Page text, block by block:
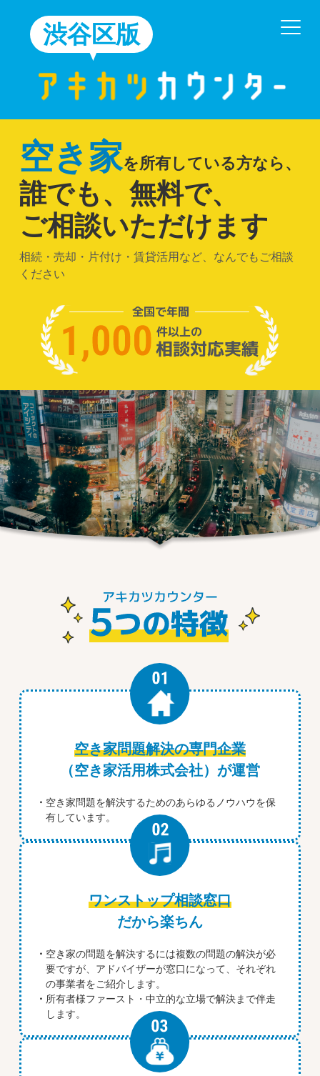
渋谷区版
空き家を所有している方なら、
誰でも、無料で、
ご相談いただけます
相続・売却・片付け・賃貸活用など、なんでもご相談
ください
空き家問題解決の専門企業
（空き家活用株式会社）が運営
空き家問題を解決するためのあらゆるノウハウを保
有しています。
ワンストップ相談窓口
だから楽ちん
空き家の問題を解決するには複数の問題の解決が必
要ですが、アドバイザーが窓口になって、それぞれ
の事業者をご紹介します。
所有者様ファースト・中立的な立場で解決まで伴走
します。